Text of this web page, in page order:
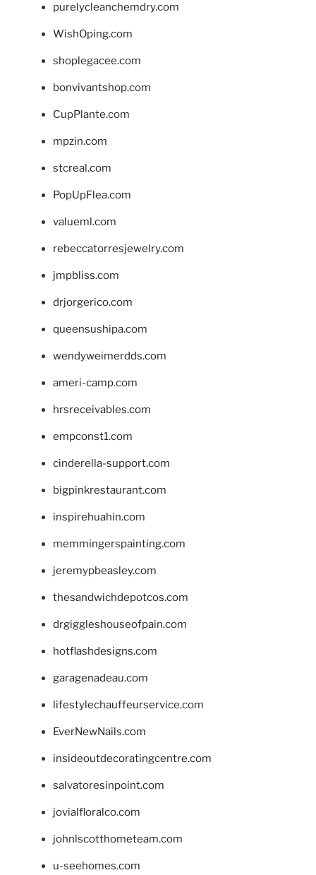
purelycleanchemdry.com
WishOping.com
shoplegacee.com
bonvivantshop.com
CupPlante.com
mpzin.com
stcreal.com
PopUpFlea.com
valueml.com
rebeccatorresjewelry.com
jmpbliss.com
drjorgerico.com
queensushipa.com
wendyweimerdds.com
ameri-camp.com
hrsreceivables.com
empconst1.com
cinderella-support.com
bigpinkrestaurant.com
inspirehuahin.com
memmingerspainting.com
jeremypbeasley.com
thesandwichdepotcos.com
drgiggleshouseofpain.com
hotflashdesigns.com
garagenadeau.com
lifestylechauffeurservice.com
EverNewNails.com
insideoutdecoratingcentre.com
salvatoresinpoint.com
jovialfloralco.com
johnlscotthometeam.com
u-seehomes.com